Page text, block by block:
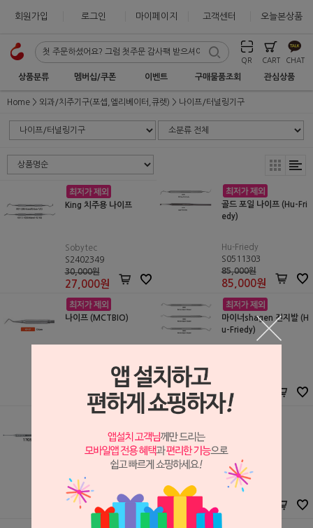
회원가입 로그인 마이페이지 고객센터 오늘본상품
QR CART CHAT
상품분류 멤버십/쿠폰 이벤트 구매물품조회 관심상품
Home 외과/치주기구(포셉,엘리베이터,큐렛) 나이프/터널링기구
King 치주용 나이프
Sobytec
S2402349
30,000원
27,000원
골드 포일 나이프 (Hu-Fri
edy)
Hu-Friedy
S0511303
85,000원
85,000원
나이프 (MCTBIO)
19,000원
마이너shagen 진지발 (H
u-Friedy)
129,000
터 1705-4 (Schwert)
S2607143
126,000원
113,400 원
MIDAS
S2309039